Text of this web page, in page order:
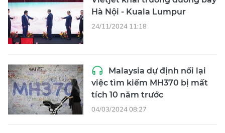
Hà Nội - Kuala Lumpur
24/11/2024 11:18
Malaysia dự định nối lại
việc tìm kiếm MH370 bị mất
tích 10 năm trước
04/03/2024 08:27